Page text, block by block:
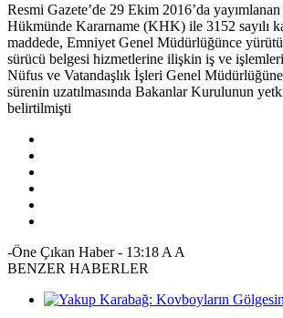
Resmi Gazete’de 29 Ekim 2016’da
Hükmünde Kararname (KHK) ile 3152 sayılı
maddede, Emniyet Genel Müdürlüğünce
sürücü belgesi hizmetlerine ilişkin iş ve
Nüfus ve Vatandaşlık İşleri Genel
sürenin uzatılmasında Bakanlar Kurulunun
belirtilmişti
-Öne Çıkan Haber- 13:18 A A
BENZER HABERLER